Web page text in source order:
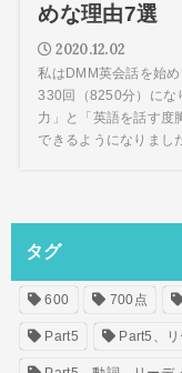
めな理由7選
2020.12.02
私はDMM英会話を始
330回（8250分）にな
力」と「英語を話す度
できるようになりまし
タグ
600 700点
Part5 Part5、